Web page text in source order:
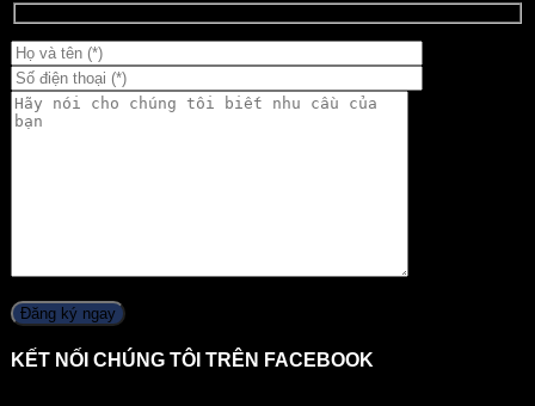
KẾT NỐI CHÚNG TÔI TRÊN FACEBOOK